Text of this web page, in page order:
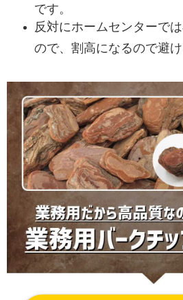
です。
反対にホームセンターで
ので、割高になるので避け